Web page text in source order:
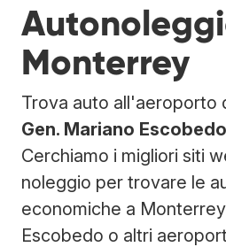
Monterrey
Trova auto all'aeroporto
Gen. Mariano Escobedo
Cerchiamo i migliori siti
noleggio per trovare le
economiche a
Escobedo o altri